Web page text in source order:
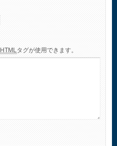
HTMLタグが使用できます。